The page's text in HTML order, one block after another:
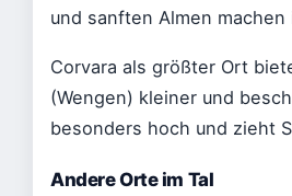
und sanften Almen
Corvara als größter Ort
(Wengen) kleiner und
besonders hoch und zieht
Andere Orte im Tal